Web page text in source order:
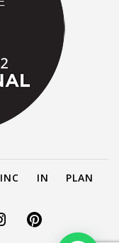
INC IN
PLAN